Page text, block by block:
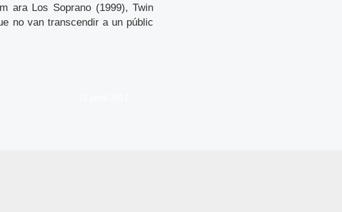
ara Los Soprano (1999), Twin
no van transcendir a un públic